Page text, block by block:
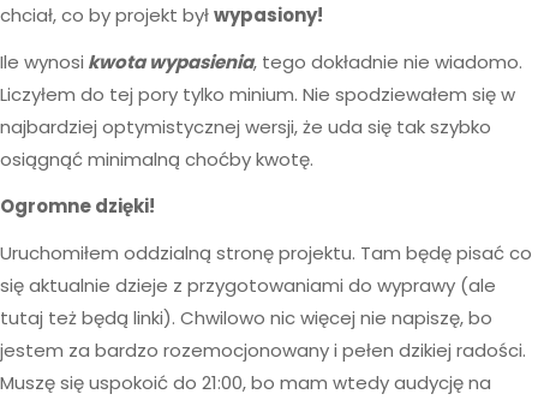
chciał, co by projekt byłwypasiony!
Ile wynosi kwota wypasienia, tego dokładnie nie wiadomo.
Liczyłem do tej pory tylko minium. Nie spodziewałem się w
najbardziej optymistycznej wersji, że uda się tak szybko
osiągnąć minimalną choćby kwotę.
Ogromne dzięki!
Uruchomiłem oddzialną stronę projektu. Tam będę pisać co
się aktualnie dzieje z przygotowaniami do wyprawy (ale
tutaj też będą linki). Chwilowo nic więcej nie napiszę, bo
jestem za bardzo rozemocjonowany i pełen dzikiej radości.
Muszę się uspokoić do 21:00, bo mam wtedy audycję na